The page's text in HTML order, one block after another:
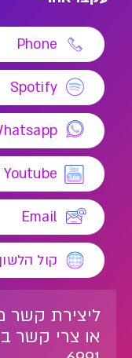
Phone
Spotify
Youtube
Email
קול הלשון
ליצירת קשר